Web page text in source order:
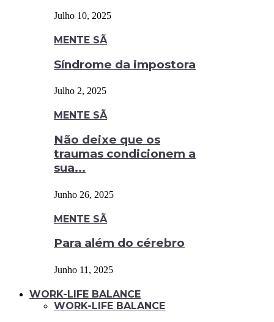
Julho 10, 2025
MENTE SÃ
Síndrome da impostora
Julho 2, 2025
MENTE SÃ
Não deixe que os
traumas condicionem a
sua...
Junho 26, 2025
MENTE SÃ
Para além do cérebro
Junho 11, 2025
WORK-LIFE BALANCE
WORK-LIFE BALANCE